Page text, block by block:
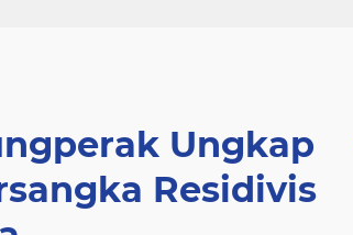
Ungkap
Residivis